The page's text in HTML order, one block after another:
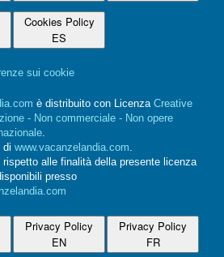
Cookies Policy
ES
sui cookie
è distribuito con Licenza Creative
- Non commerciale - Non opere
.
di www.vacanzelandia.com.
rispetto alle finalità della presente licenza
presso
Privacy Policy
EN
Privacy Policy
FR